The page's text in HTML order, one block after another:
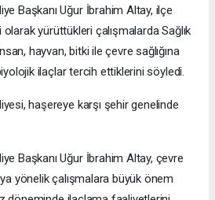
Başkanı Uğur İbrahim Altay, ilçe
yürüttükleri çalışmalarda Sağlık
hayvan, bitki ile çevre sağlığına
ilaçlar tercih ettiklerini söyledi.
haşereye karşı şehir genelinde
Başkanı Uğur İbrahim Altay, çevre
yönelik çalışmalara büyük önem